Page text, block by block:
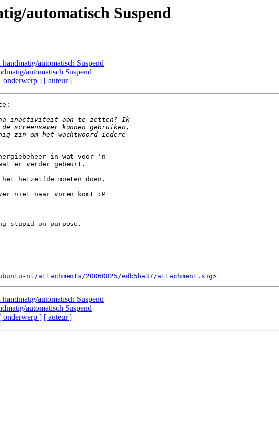
automatisch Suspend
automatisch Suspend
automatisch Suspend
[ onderwerp ] [ auteur ]
in wat voor 'n
er verder gebeurt.
hetzelfde moeten doen.
niet naar voren komt :P
stupid on purpose.
nl/attachments/20060825/edb5ba37/attachment.sig
automatisch Suspend
automatisch Suspend
[ onderwerp ] [ auteur ]